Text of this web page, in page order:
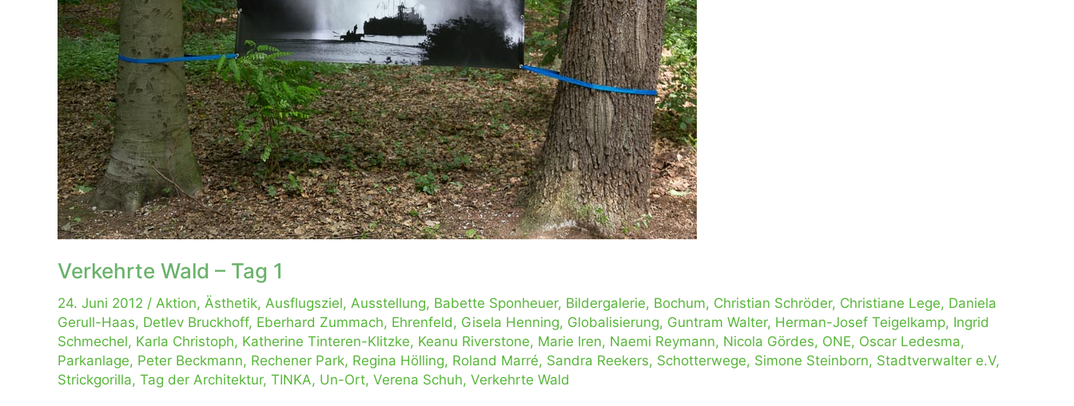
Verkehrte Wald – Tag 1
24. Juni 2012 / Aktion, Ästhetik, Ausflugsziel, Ausstellung, Babette Sponheuer, Bildergalerie, Bochum, Christian Schröder, Christiane Lege, Daniela
Gerull-Haas, Detlev Bruckhoff, Eberhard Zummach, Ehrenfeld, Gisela Henning, Globalisierung, Guntram Walter, Herman-Josef Teigelkamp, Ingrid
Schmechel, Karla Christoph, Katherine Tinteren-Klitzke, Keanu Riverstone, Marie Iren, Naemi Reymann, Nicola Gördes, ONE, Oscar Ledesma,
Parkanlage, Peter Beckmann, Rechener Park, Regina Hölling, Roland Marré, Sandra Reekers, Schotterwege, Simone Steinborn, Stadtverwalter e.V,
Strickgorilla, Tag der Architektur, TINKA, Un-Ort, Verena Schuh, Verkehrte Wald